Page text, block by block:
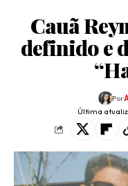
Cauã
definido e
Última
Por